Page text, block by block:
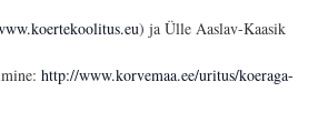
) ja Ülle Aaslav-Kaasik
http://www.korvemaa.ee/uritus/koeraga-